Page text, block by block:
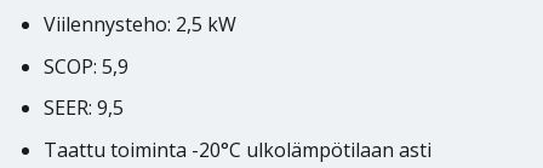
Viilennysteho: 2,5 kW
SCOP: 5,9
SEER: 9,5
Taattu toiminta -20°C ulkolämpötilaan asti